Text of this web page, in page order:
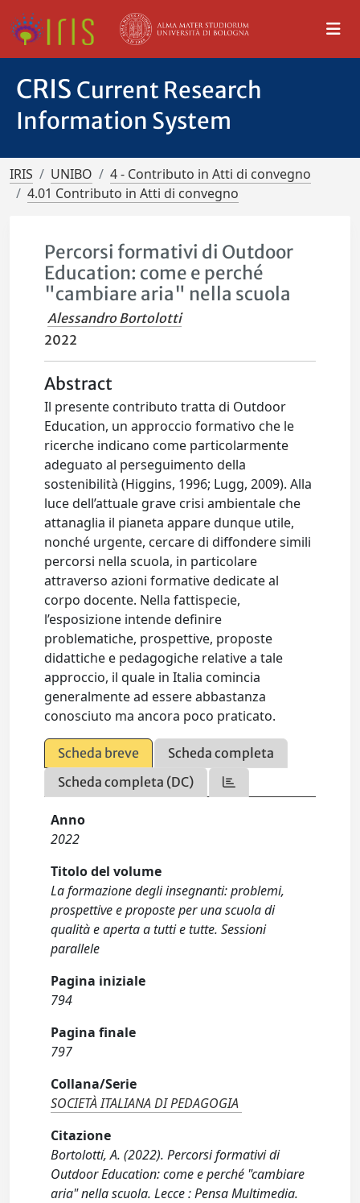
CRIS Current Research
Information System
IRIS UNIBO
4 - Contributo in Atti di convegno
4.01 Contributo in Atti di convegno
Percorsi formativi di Outdoor
Education: come e perché
"cambiare aria" nella scuola
Alessandro Bortolotti
2022
Abstract
Il presente contributo tratta di Outdoor
Education, un approccio formativo che le
ricerche indicano come particolarmente
adeguato al perseguimento della
sostenibilità (Higgins, 1996; Lugg, 2009). Alla
luce dell’attuale grave crisi ambientale che
attanaglia il pianeta appare dunque utile,
nonché urgente, cercare di diffondere simili
percorsi nella scuola, in particolare
attraverso azioni formative dedicate al
corpo docente. Nella fattispecie,
l’esposizione intende definire
problematiche, prospettive, proposte
didattiche e pedagogiche relative a tale
approccio, il quale in Italia comincia
generalmente ad essere abbastanza
conosciuto ma ancora poco praticato.
Scheda breve
Scheda completa
Scheda completa (DC)
Anno
2022
Titolo del volume
La formazione degli insegnanti: problemi,
prospettive e proposte per una scuola di
qualità e aperta a tutti e tutte. Sessioni
parallele
Pagina iniziale
794
Pagina finale
797
Collana/Serie
SOCIETÀ ITALIANA DI PEDAGOGIA
Citazione
Bortolotti, A. (2022). Percorsi formativi di
Outdoor Education: come e perché "cambiare
aria" nella scuola. Lecce : Pensa Multimedia.